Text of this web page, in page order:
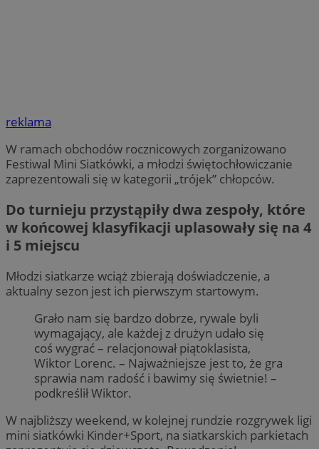
reklama
W ramach obchodów rocznicowych zorganizowano
Festiwal Mini Siatkówki, a młodzi świętochłowiczanie
zaprezentowali się w kategorii „trójek” chłopców.
Do turnieju przystąpiły dwa zespoły, które
w końcowej klasyfikacji uplasowały się na 4
i 5 miejscu
Młodzi siatkarze wciąż zbierają doświadczenie, a
aktualny sezon jest ich pierwszym startowym.
Grało nam się bardzo dobrze, rywale byli
wymagający, ale każdej z drużyn udało się
coś wygrać – relacjonował piątoklasista,
Wiktor Lorenc. – Najważniejsze jest to, że gra
sprawia nam radość i bawimy się świetnie! –
podkreślił Wiktor.
W najbliższy weekend, w kolejnej rundzie rozgrywek ligi
mini siatkówki Kinder+Sport, na siatkarskich parkietach